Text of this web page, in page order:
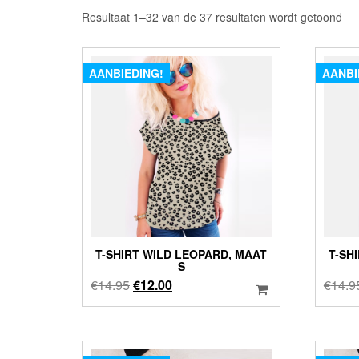
Resultaat 1–32 van de 37 resultaten wordt getoond
AANBIEDING!
T-SHIRT WILD LEOPARD, MAAT
S
€14.95Oorspronkelijke
prijs
€14.95.
€12.00Huidige
prijs
€12.00.
T-
€